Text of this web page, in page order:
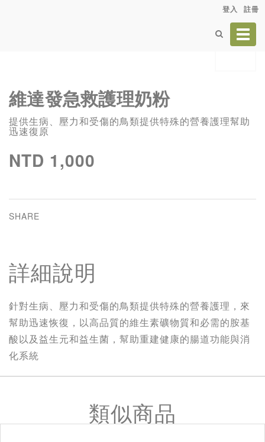
登入 註冊
維達發急救護理奶粉
提供生病、壓力和受傷的鳥類提供特殊的營養護理幫助
迅速復原
NTD 1,000
SHARE
詳細說明
針對生病、壓力和受傷的鳥類提供特殊的營養護理，來
幫助迅速恢復，以高品質的維生素礦物質和必需的胺基
酸以及益生元和益生菌，幫助重建健康的腸道功能與消
化系統
類似商品